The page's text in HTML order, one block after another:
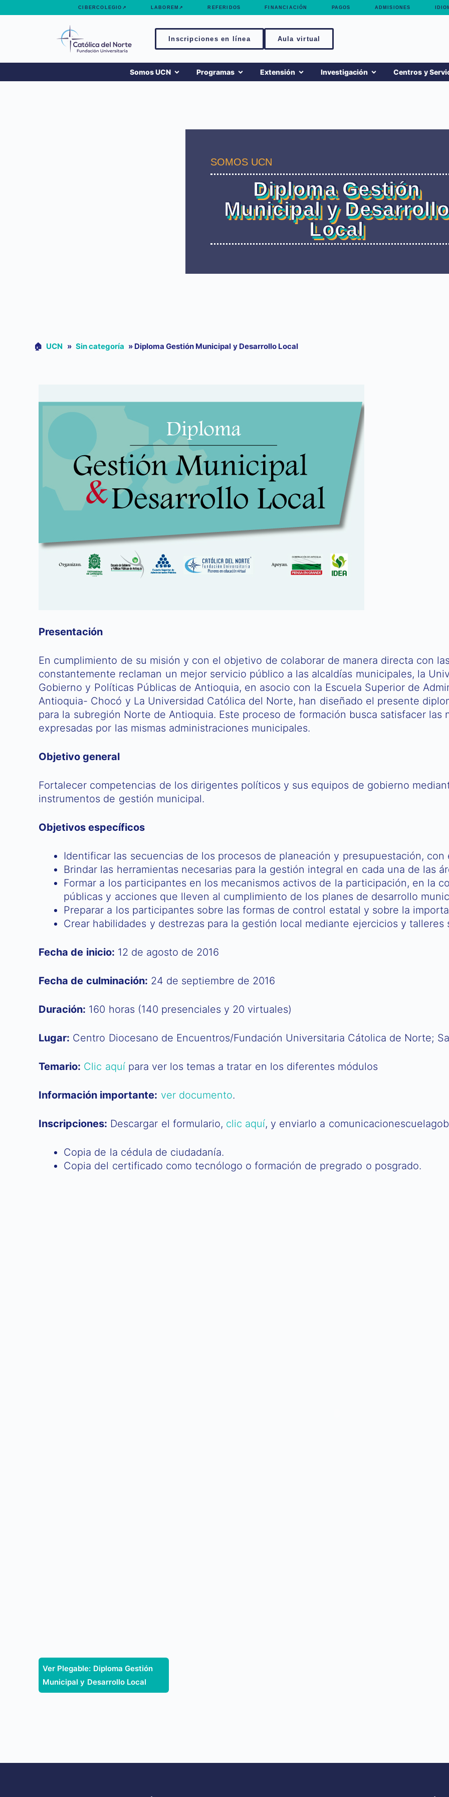
CIBERCOLEGIO↗ LABOREM↗ REFERIDOS FINANCIACIÓN PAGOS ADMISIONES
Inscripciones en línea Aula virtual
Somos UCN Programas Extensión Investigación Centros y
SOMOS UCN
Diploma Gestión
Municipal y Desarrollo
Local
🏠︎ UCN » Sin categoría » Diploma Gestión Municipal y Desarrollo Local
Presentación
En cumplimiento de su misión y con el objetivo de colaborar de manera directa con
constantemente reclaman un mejor servicio público a las alcaldías municipales, la
Gobierno y Políticas Públicas de Antioquia, en asocio con la Escuela Superior de
Antioquia- Chocó y La Universidad Católica del Norte, han diseñado el presente
para la subregión Norte de Antioquia. Este proceso de formación busca satisfacer las
expresadas por las mismas administraciones municipales.
Objetivo general
Fortalecer competencias de los dirigentes políticos y sus equipos de gobierno
instrumentos de gestión municipal.
Objetivos específicos
Identificar las secuencias de los procesos de planeación y presupuestación,
Brindar las herramientas necesarias para la gestión integral en cada una de las
Formar a los participantes en los mecanismos activos de la participación, en la
públicas y accione​s que lleven al cumplimiento de los planes de desarrollo
Preparar a los participantes sobre las formas de control estatal y sobre la
Crear habilidades y destrezas para la gestión local mediante ejercicios y talleres
Fecha de inicio: 12 de agosto de 2016
Fecha de culminación: 24 de septiembre de 2016
Duración: 160 horas (140 presenciales y 20 virtuales)
Lugar: Centro Diocesano de Encuentros/Fundación Universitaria Cátolica de Norte;
Temario: Clic aquípara ver los temas a tratar en los diferentes módulos
Información importante: ver documento.
Inscripciones: Descargar el formulario, clic aquí, y enviarlo a
Copia de la cédula de ciudadanía.
Copia del certificado como tecnólogo o formación de pregrado o posgrado.
Ver Plegable: Diploma Gestión
Municipal y Desarrollo Local